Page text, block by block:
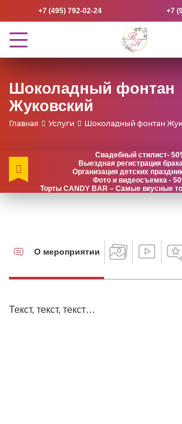
+7 (495) 792-02-24 +7
Шоколадный фонтан
Жуковский
Главная Услуги Шоколадный фонтан
Свадебный стилист-
Выездная регистрация
Организация детских
Фото и видеосъемка -
Торты CANDY BAR – Самые вкусные
О мероприятии
Текст, текст, текст…